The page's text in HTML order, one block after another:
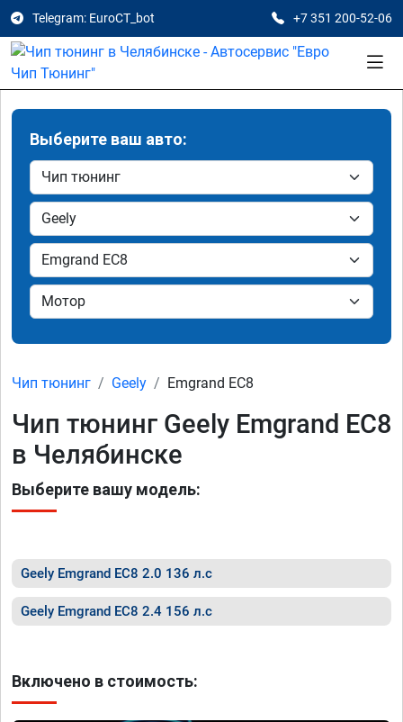
Telegram: EuroCT_bot +7 351 200-52-06
Выберите ваш авто:
Чип тюнинг Geely Emgrand EC8
Чип тюнинг Geely Emgrand EC8
в Челябинске
Выберите вашу модель:
Geely Emgrand EC8 2.0 136 л.с
Geely Emgrand EC8 2.4 156 л.с
Включено в стоимость: